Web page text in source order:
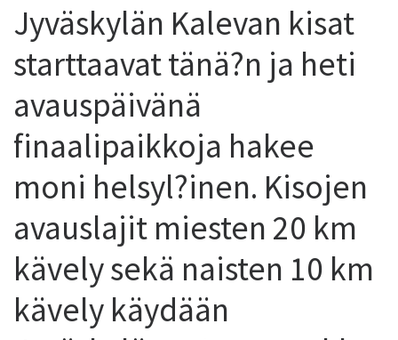
Jyväskylän Kalevan kisat
starttaavat tänä?n ja heti
avauspäivänä
finaalipaikkoja hakee
moni helsyl?inen. Kisojen
avauslajit miesten 20 km
kävely sekä naisten 10 km
kävely käydään